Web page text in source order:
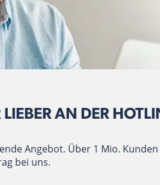
AN DER
Angebot. Über 1 Mio.
bei uns.